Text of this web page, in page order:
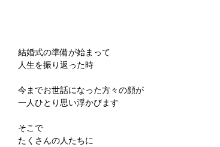
結婚式の準備が始まって
人生を振り返った時
今までお世話になった方々の顔が
一人ひとり思い浮かびます
そこで
たくさんの人たちに